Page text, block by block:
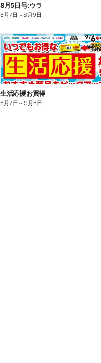
8月5日号:ウラ
8月7日 ～8月9日
生活応援お買得
8月2日 ～9月6日